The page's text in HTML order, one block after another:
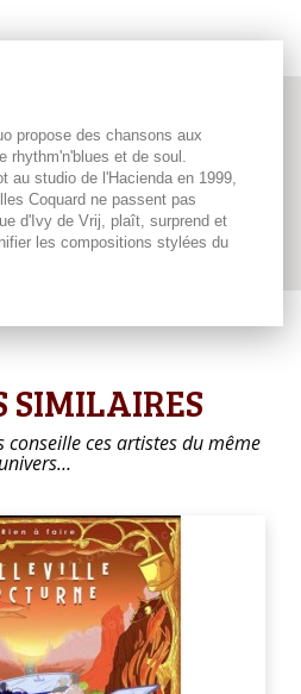
propose des chansons aux
rhythm'n'blues et de soul.
au studio de l'Hacienda en 1999,
Coquard ne passent pas
d'Ivy de Vrij, plaît, surprend et
les compositions stylées du
SIMILAIRES
ces artistes du même
univers…